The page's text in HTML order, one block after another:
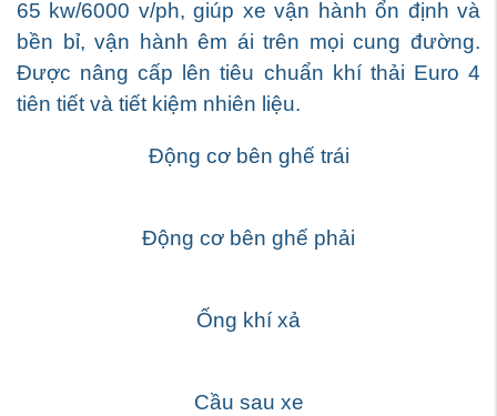
65 kw/6000 v/ph, giúp xe vận hành ổn định và
bền bỉ, vận hành êm ái trên mọi cung đường.
Được nâng cấp lên tiêu chuẩn khí thải Euro 4
tiên tiết và tiết kiệm nhiên liệu.
Động cơ bên ghế trái
Động cơ bên ghế phải
Ống khí xả
Cầu sau xe